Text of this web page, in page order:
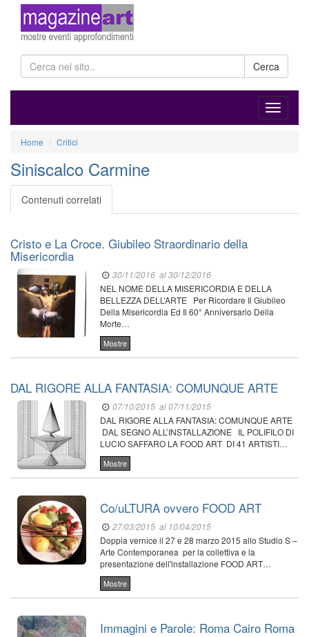
Cerca
Home Critici
Siniscalco Carmine
Contenuti correlati
Cristo e La Croce. Giubileo Straordinario della
Misericordia
30/11/2016 al 30/12/2016
NEL NOME DELLA MISERICORDIA E DELLA
BELLEZZA DELL’ARTE Per Ricordare Il Giubileo
Della Misericordia Ed Il 60° Anniversario Della
Morte…
Mostre
DAL RIGORE ALLA FANTASIA: COMUNQUE ARTE
07/10/2015 al 07/11/2015
DAL RIGORE ALLA FANTASIA: COMUNQUE ARTE
DAL SEGNO ALL’INSTALLAZIONE IL POLIFILO DI
LUCIO SAFFARO LA FOOD ART DI 41 ARTISTI…
Mostre
Co/uLTURA ovvero FOOD ART
27/03/2015 al 10/04/2015
Doppia vernice il 27 e 28 marzo 2015 allo Studio S –
Arte Contemporanea per la collettiva e la
presentazione dell'installazione FOOD ART…
Mostre
Immagini e Parole: Roma Cairo Roma